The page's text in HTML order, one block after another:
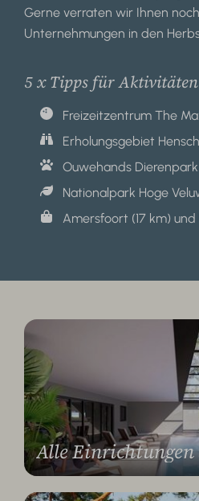
Gerne verraten wir Ihnen
Unternehmungen in den
5 x Tipps für
Freizeitzentrum The
Erholungsgebiet
Ouwehands Dierenpark
Nationalpark Hoge
Amersfoort (17 km)
Alle Einrichtungen